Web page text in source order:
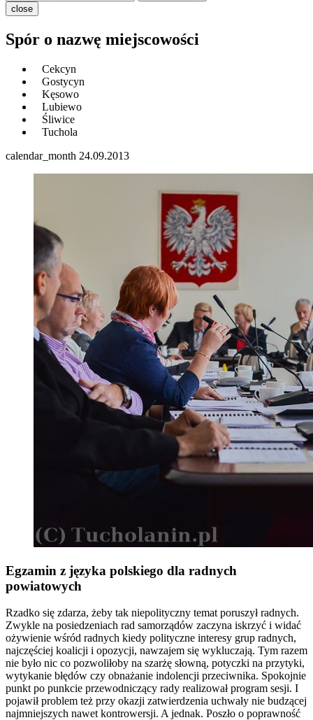
close
Spór o nazwę miejscowości
Cekcyn
Gostycyn
Kęsowo
Lubiewo
Śliwice
Tuchola
calendar_month 24.09.2013
Egzamin z języka polskiego dla radnych
powiatowych
Rzadko się zdarza, żeby tak niepolityczny temat poruszył radnych.
Zwykle na posiedzeniach rad samorządów zaczyna iskrzyć i widać
ożywienie wśród radnych kiedy polityczne interesy grup radnych,
najczęściej koalicji i opozycji, nawzajem się wykluczają. Tym razem
nie było nic co pozwoliłoby na szarżę słowną, potyczki na przytyki,
wytykanie błędów czy obnażanie indolencji przeciwnika. Spokojnie
punkt po punkcie przewodniczący rady realizował program sesji. I
pojawił problem też przy okazji zatwierdzenia uchwały nie budzącej
najmniejszych nawet kontrowersji. A jednak. Poszło o poprawność